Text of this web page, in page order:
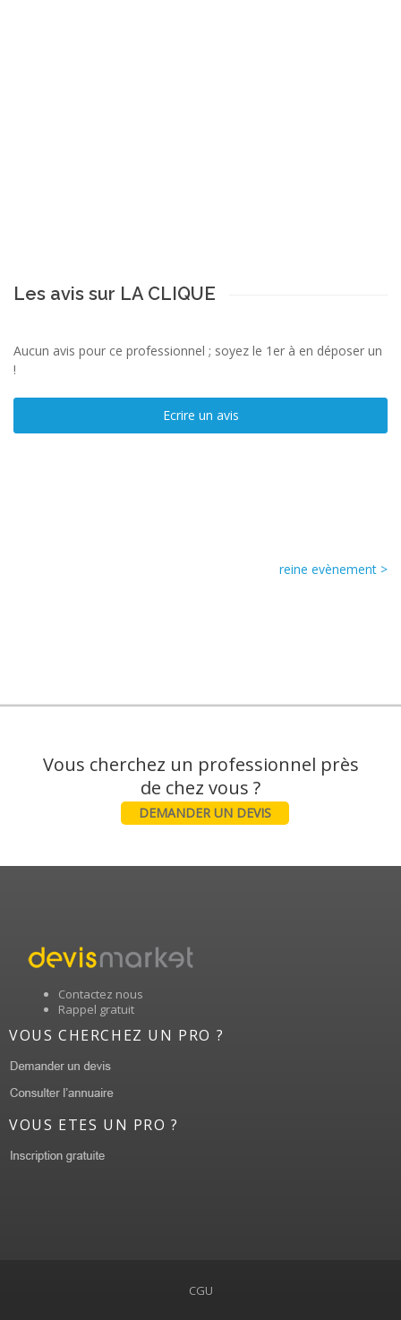
Les avis sur LA CLIQUE
Aucun avis pour ce professionnel ; soyez le 1er à en déposer un
!
Ecrire un avis
reine evènement >
Vous cherchez un professionnel près
DEMANDER UN DEVIS
Contactez nous
Rappel gratuit
VOUS CHERCHEZ UN PRO ?
VOUS ETES UN PRO ?
CGU